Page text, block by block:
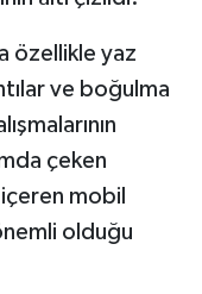
özellikle yaz
ve boğulma
çeken
mobil
olduğu